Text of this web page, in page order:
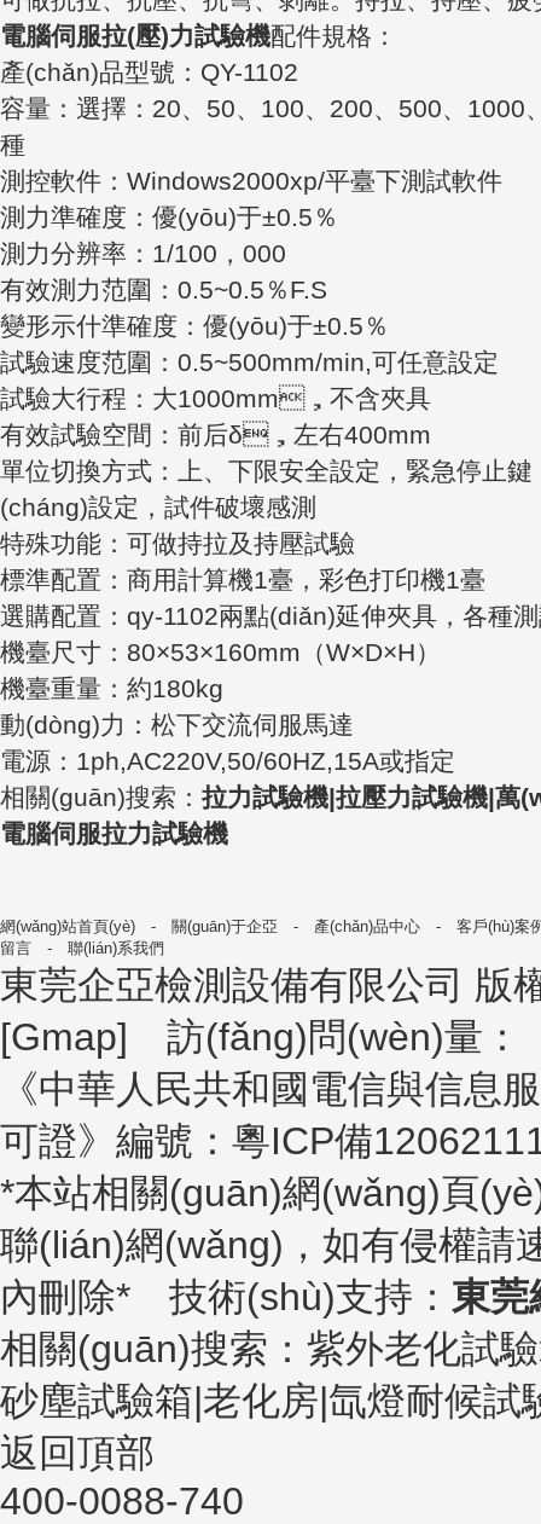
電腦伺服拉(壓)力試驗機配件規格：
產(chǎn)品型號：QY-1102
容量：選擇：20、50、100、200、500、
種
測控軟件：Windows2000xp/平臺下測試軟件
測力準確度：優(yōu)于±0.5％
測力分辨率：1/100，000
有效測力范圍：0.5~0.5％F.S
變形示什準確度：優(yōu)于±0.5％
試驗速度范圍：0.5~500mm/min,可任意設定
試驗大行程：大1000mm，不含夾具
有效試驗空間：前后δ，左右400mm
單位切換方式：上、下限安全設定，緊急停止鍵
(cháng)設定，試件破壞感測
特殊功能：可做持拉及持壓試驗
標準配置：商用計算機1臺，彩色打印機1臺
選購配置：qy-1102兩點(diǎn)延伸夾具，各種
機臺尺寸：80×53×160mm（W×D×H）
機臺重量：約180kg
動(dòng)力：松下交流伺服馬達
電源：1ph,AC220V,50/60HZ,15A或指定
相關(guān)搜索： 拉力試驗機|拉壓力試驗機|萬
電腦伺服拉力試驗機
網(wǎng)站首頁(yè) - 關(guān)于企亞 - 產(chǎn)品中心 - 客戶(hù)案
留言 - 聯(lián)系我們
東莞企亞檢測設備有限公司 版
[Gmap] 訪(fǎng)問(wèn)量：
《中華人民共和國電信與信息
可證》編號： 粵ICP備
*本站相關(guān)網(wǎng)頁
聯(lián)網(wǎng)，如有侵權請
內刪除* 技術(shù)支持： 東
相關(guān)搜索：紫外老化試
砂塵試驗箱|老化房|氙燈耐候
返回頂部
400-0088-740